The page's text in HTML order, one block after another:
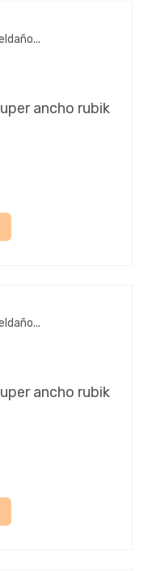
ancho rubik
ancho rubik